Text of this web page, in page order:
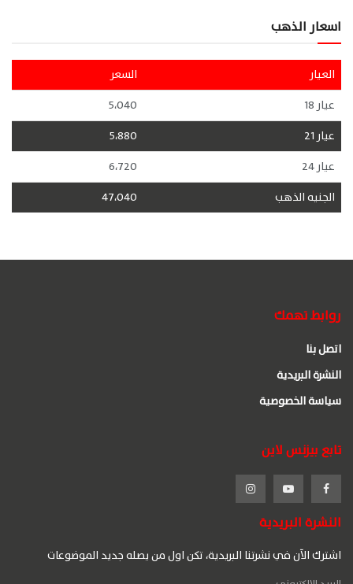
اسعار الذهب
العيار
السعر
عيار 18
5،040
عيار 21
5،880
عيار 24
6،720
الجنيه الذهب
47،040
روابط تهمك
اتصل بنا
النشرة البريدية
سياسة الخصوصية
تابع بيزنس لاين
النشرة البريدية
اشترك الآن في نشرتنا البريدية، تكن اول من يصله جديد الموضوعات